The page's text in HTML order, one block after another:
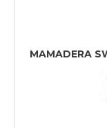
MAMADERA